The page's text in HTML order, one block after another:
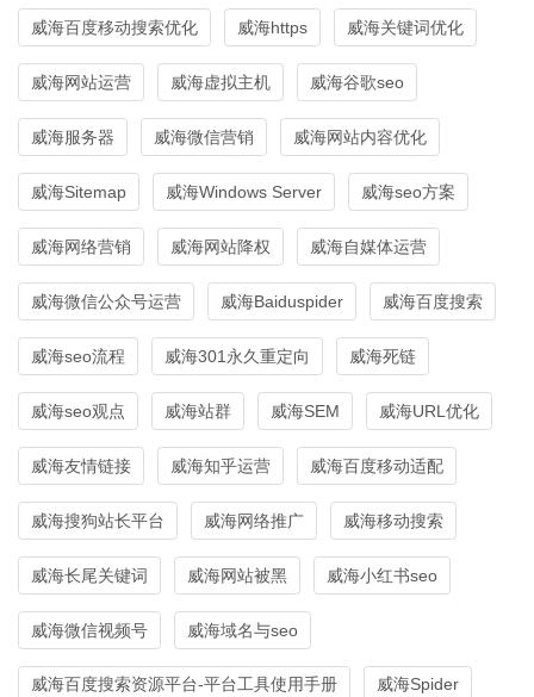
威海百度移动搜索优化 威海https 威海关键词优化
威海网站运营 威海虚拟主机 威海谷歌seo
威海服务器 威海微信营销 威海网站内容优化
威海Sitemap 威海Windows Server 威海seo方案
威海网络营销 威海网站降权 威海自媒体运营
威海微信公众号运营 威海Baiduspider 威海百度搜索
威海seo流程 威海301永久重定向 威海死链
威海seo观点 威海站群 威海SEM 威海URL优化
威海友情链接 威海知乎运营 威海百度移动适配
威海搜狗站长平台 威海网络推广 威海移动搜索
威海长尾关键词 威海网站被黑 威海小红书seo
威海微信视频号 威海域名与seo
威海百度搜索资源平台-平台工具使用手册 威海Spider